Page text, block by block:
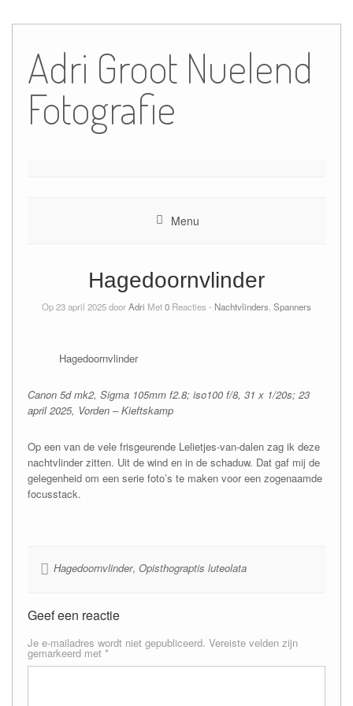
de
inhoud
Adri Groot Nuelend
Fotografie
Menu
Hagedoornvlinder
Op 23 april 2025 doorAdri Met0 Reacties - Nachtvlinders Spanners
Hagedoornvlinder
Canon 5d mk2, Sigma 105mm f2.8; iso100 f/8, 31 x 1/20s; 23
april 2025, Vorden – Kieftskamp
Op een van de vele frisgeurende Lelietjes-van-dalen zag ik deze
nachtvlinder zitten. Uit de wind en in de schaduw. Dat gaf mij de
gelegenheid om een serie foto’s te maken voor een zogenaamde
focusstack.
Hagedoornvlinder, Opisthograptis luteolata
Geef een reactie
Je e-mailadres wordt niet gepubliceerd. Vereiste velden zijn
gemarkeerd met *